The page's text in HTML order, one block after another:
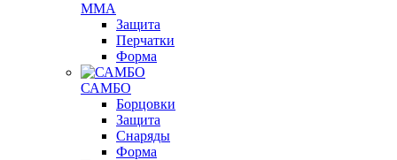
ММА
Защита
Перчатки
Форма
САМБО
Борцовки
Защита
Снаряды
Форма